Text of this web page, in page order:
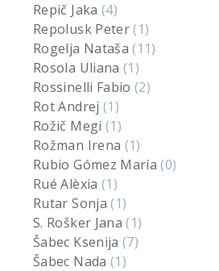
Repič Jaka (4)
Repolusk Peter(1)
Rogelja Nataša(11)
Rosola Uliana(1)
Rossinelli Fabio(2)
Rot Andrej (1)
Rožič Megi (1)
Rožman Irena (1)
Rubio Gómez María(0)
Rué Alèxia (1)
Rutar Sonja(1)
S. Rošker Jana(1)
Šabec Ksenija(7)
Šabec Nada (1)